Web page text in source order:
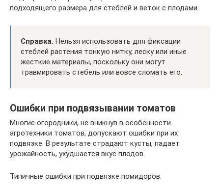
подходящего размера для стеблей и веток с плодами.
Справка. Нельзя использовать для фиксации
стеблей растения тонкую нитку, леску или иные
жесткие материалы, поскольку они могут
травмировать стебель или вовсе сломать его.
Ошибки при подвязывании томатов
Многие огородники, не вникнув в особенности
агротехники томатов, допускают ошибки при их
подвязке. В результате страдают кусты, падает
урожайность, ухудшается вкус плодов.
Типичные ошибки при подвязке помидоров: